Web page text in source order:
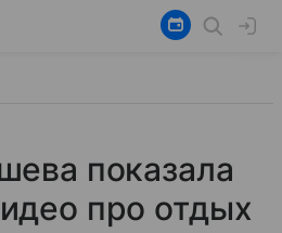
показала
про отдых